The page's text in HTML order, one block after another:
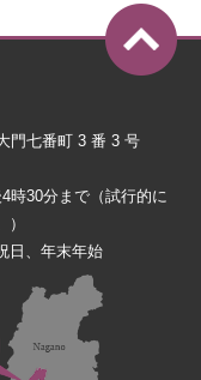
門七番町 3 番 3 号
時30分まで（試行的に
日、年末年始